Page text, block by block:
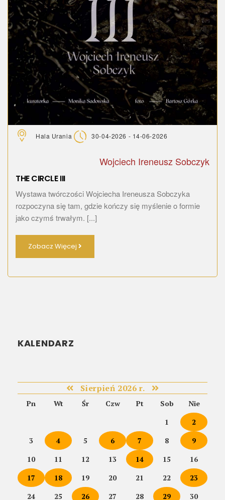
Hala Urania 30-04-2026 - 14-06-2026
Wojciech Ireneusz Sobczyk
THE CIRCLE III
Wystawa twórczości Wojciecha Ireneusza Sobczyka
rozpoczyna się tam, gdzie kończy się myślenie o formie
jako czymś trwałym. [...]
Zobacz Więcej
KALENDARZ
Sierpień 2026 r.
Pn Wt Śr Czw Pt Sob
Nie
1
2
3
4 5 6 7 8
9
10
11 12 13 14 15
16
17
18 19 20 21 22
23
24
25 26 27 28 29 30